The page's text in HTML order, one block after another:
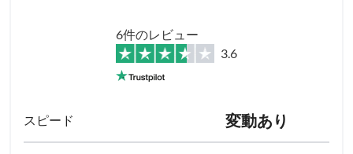
6件のレビュー
3.6
変動あり